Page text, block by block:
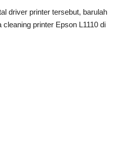
driver printer tersebut, barulah
printer Epson L1110 di